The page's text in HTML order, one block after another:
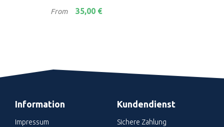
Preis
From 35,00 €
Information
Impressum
Kundendienst
Sichere Zahlung